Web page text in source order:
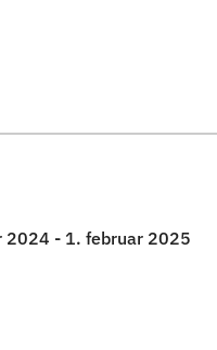
2024 - 1. februar 2025